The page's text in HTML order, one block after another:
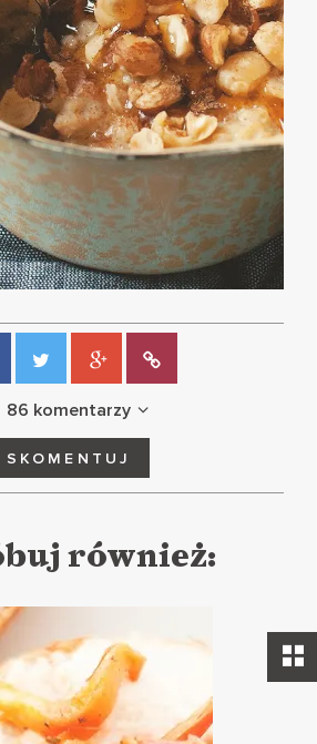
86 komentarzy
SKOMENTUJ
również: